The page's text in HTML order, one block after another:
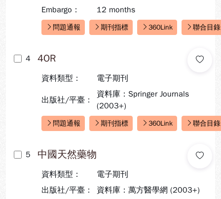
Embargo：
12 months
快速連結：
問題通報 期刊指標 360Link 聯合目錄
4 4OR
資料類型： 電子期刊
出版社/平臺：
資料庫：Springer Journals
(2003+)
快速連結：
問題通報 期刊指標 360Link 聯合目錄
5 中國天然藥物
資料類型：
電子期刊
出版社/平臺：
資料庫：萬方醫學網 (2003+)